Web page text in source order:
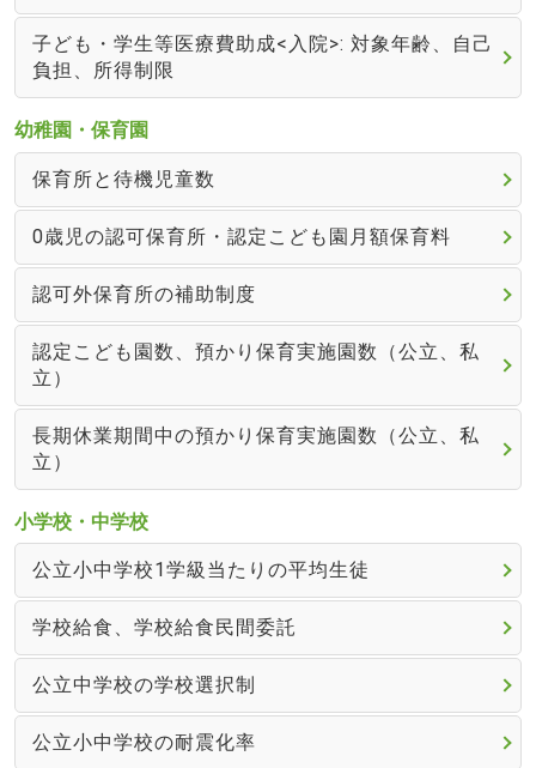
子ども・学生等医療費助成<入院>: 対象年齢、自己
負担、所得制限
幼稚園・保育園
保育所と待機児童数
0歳児の認可保育所・認定こども園月額保育料
認可外保育所の補助制度
認定こども園数、預かり保育実施園数（公立、私
立）
長期休業期間中の預かり保育実施園数（公立、私
立）
小学校・中学校
公立小中学校1学級当たりの平均生徒
学校給食、学校給食民間委託
公立中学校の学校選択制
公立小中学校の耐震化率